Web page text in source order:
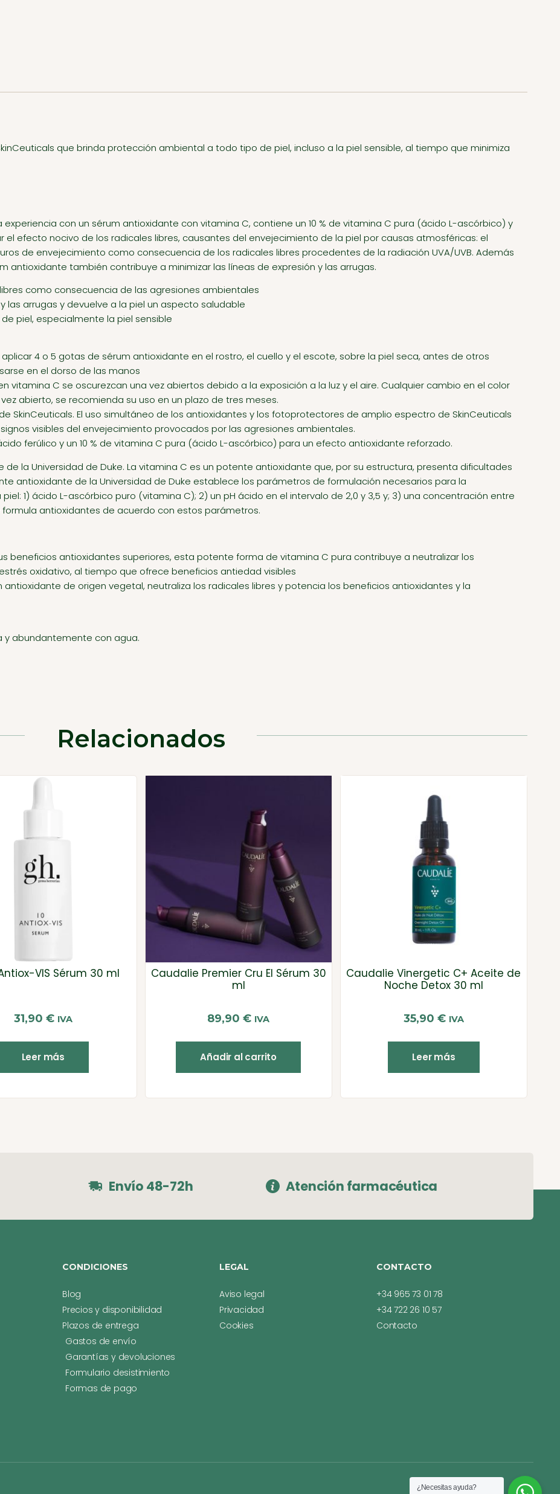
que brinda protección ambiental a todo tipo de piel, incluso a la piel sensible, al tiempo que minimiza
experiencia con un sérum antioxidante con vitamina C, contiene un 10 % de vitamina C pura (ácido L-ascórbico) y
el efecto nocivo de los radicales libres, causantes del envejecimiento de la piel por causas atmosféricas: el
de envejecimiento como consecuencia de los radicales libres procedentes de la radiación UVA/UVB. Además
antioxidante también contribuye a minimizar las líneas de expresión y las arrugas.
como consecuencia de las agresiones ambientales
las arrugas y devuelve a la piel un aspecto saludable
piel, especialmente la piel sensible
4 o 5 gotas de sérum antioxidante en el rostro, el cuello y el escote, sobre la piel seca, antes de otros
en el dorso de las manos
vitamina C se oscurezcan una vez abiertos debido a la exposición a la luz y el aire. Cualquier cambio en el color
abierto, se recomienda su uso en un plazo de tres meses.
SkinCeuticals. El uso simultáneo de los antioxidantes y los fotoprotectores de amplio espectro de SkinCeuticals
visibles del envejecimiento provocados por las agresiones ambientales.
ferúlico y un 10 % de vitamina C pura (ácido L-ascórbico) para un efecto antioxidante reforzado.
la Universidad de Duke. La vitamina C es un potente antioxidante que, por su estructura, presenta dificultades
antioxidante de la Universidad de Duke establece los parámetros de formulación necesarios para la
1) ácido L-ascórbico puro (vitamina C); 2) un pH ácido en el intervalo de 2,0 y 3,5 y; 3) una concentración entre
formula antioxidantes de acuerdo con estos parámetros.
beneficios antioxidantes superiores, esta potente forma de vitamina C pura contribuye a neutralizar los
oxidativo, al tiempo que ofrece beneficios antiedad visibles
antioxidante de origen vegetal, neutraliza los radicales libres y potencia los beneficios antioxidantes y la
y abundantemente con agua.
Relacionados
VIS Sérum 30 ml
31,90 € IVA
Leer más
Caudalie Premier Cru El Sérum 30
ml
89,90€ IVA
Añadir al carrito
Caudalie Vinergetic C+ Aceite de
Noche Detox 30 ml
35,90 € IVA
Leer más
Envío 48-72h Atención farmacéutica
CONDICIONES
Blog
Precios y disponibilidad
Plazos de entrega
Gastos de envío
Garantías y devoluciones
Formulario desistimiento
Formas de pago
LEGAL
Aviso legal
Privacidad
Cookies
CONTACTO
+34 965 73 01 78
+34 722 26 10 57
Contacto
¿Necesitas ayuda?